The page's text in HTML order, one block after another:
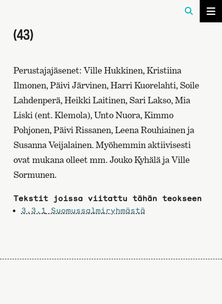
(43)
Perustajajäsenet: Ville Hukkinen, Kristiina
Ilmonen, Päivi Järvinen, Harri Kuorelahti, Soile
Lahdenperä, Heikki Laitinen, Sari Lakso, Mia
Liski (ent. Klemola), Unto Nuora, Kimmo
Pohjonen, Päivi Rissanen, Leena Rouhiainen ja
Susanna Veijalainen. Myöhemmin aktiivisesti
ovat mukana olleet mm. Jouko Kyhälä ja Ville
Sormunen.
Tekstit joissa viitattu tähän teokseen
3.3.1 Suomussalmiryhmästä